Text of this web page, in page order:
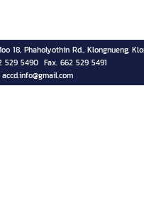
18, Phaholyothin Rd., Klongnueng,
529 5490 Fax. 662 529 5491